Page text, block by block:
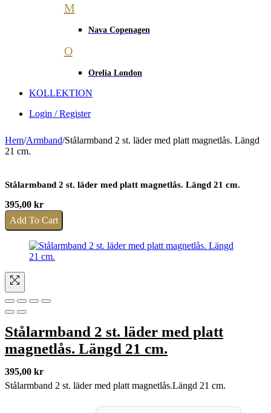
M
Nava Copenagen
O
Orelia London
KOLLEKTION
Login / Register
Hem/Armband/Stålarmband 2 st. läder med platt magnetlås. Längd
21 cm.
Stålarmband 2 st. läder med platt magnetlås. Längd 21 cm.
395,00 kr
Add To Cart
Stålarmband 2 st. läder med platt
magnetlås. Längd 21 cm.
395,00 kr
Stålarmband 2 st. läder med platt magnetlås.Längd 21 cm.